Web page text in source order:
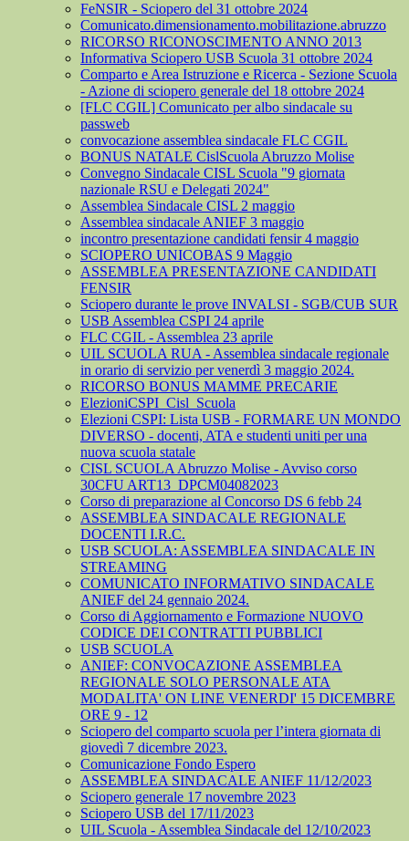
FeNSIR - Sciopero del 31 ottobre 2024
Comunicato.dimensionamento.mobilitazione.abruzzo
RICORSO RICONOSCIMENTO ANNO 2013
Informativa Sciopero USB Scuola 31 ottobre 2024
Comparto e Area Istruzione e Ricerca - Sezione Scuola
- Azione di sciopero generale del 18 ottobre 2024
[FLC CGIL] Comunicato per albo sindacale su
passweb
convocazione assemblea sindacale FLC CGIL
BONUS NATALE CislScuola Abruzzo Molise
Convegno Sindacale CISL Scuola "9 giornata
nazionale RSU e Delegati 2024"
Assemblea Sindacale CISL 2 maggio
Assemblea sindacale ANIEF 3 maggio
incontro presentazione candidati fensir 4 maggio
SCIOPERO UNICOBAS 9 Maggio
ASSEMBLEA PRESENTAZIONE CANDIDATI
FENSIR
Sciopero durante le prove INVALSI - SGB/CUB SUR
USB Assemblea CSPI 24 aprile
FLC CGIL - Assemblea 23 aprile
UIL SCUOLA RUA - Assemblea sindacale regionale
in orario di servizio per venerdì 3 maggio 2024.
RICORSO BONUS MAMME PRECARIE
ElezioniCSPI_Cisl_Scuola
Elezioni CSPI: Lista USB - FORMARE UN MONDO
DIVERSO - docenti, ATA e studenti uniti per una
nuova scuola statale
CISL SCUOLA Abruzzo Molise - Avviso corso
30CFU ART13_DPCM04082023
Corso di preparazione al Concorso DS 6 febb 24
ASSEMBLEA SINDACALE REGIONALE
DOCENTI I.R.C.
USB SCUOLA: ASSEMBLEA SINDACALE IN
STREAMING
COMUNICATO INFORMATIVO SINDACALE
ANIEF del 24 gennaio 2024.
Corso di Aggiornamento e Formazione NUOVO
CODICE DEI CONTRATTI PUBBLICI
USB SCUOLA
ANIEF: CONVOCAZIONE ASSEMBLEA
REGIONALE SOLO PERSONALE ATA
MODALITA' ON LINE VENERDI' 15 DICEMBRE
ORE 9 - 12
Sciopero del comparto scuola per l’intera giornata di
giovedì 7 dicembre 2023.
Comunicazione Fondo Espero
ASSEMBLEA SINDACALE ANIEF 11/12/2023
Sciopero generale 17 novembre 2023
Sciopero USB del 17/11/2023
UIL Scuola - Assemblea Sindacale del 12/10/2023